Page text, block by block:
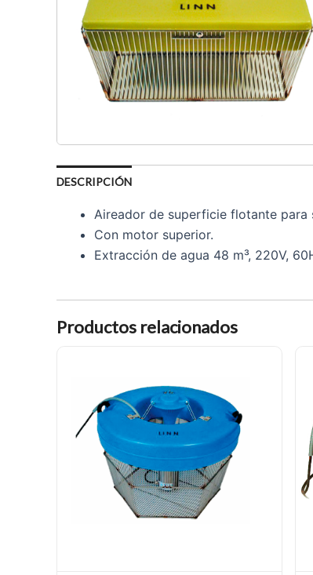
DESCRIPCIÓN
Aireador de superficie flotante
Con motor superior.
Extracción de agua 48 m³, 220V,
Productos relacionados